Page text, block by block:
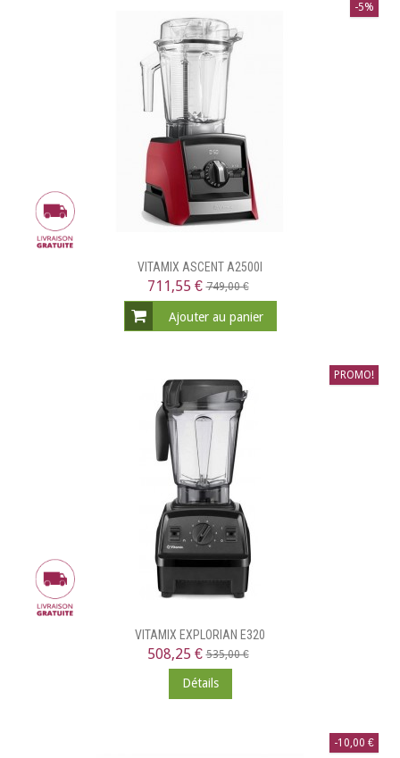
-5%
VITAMIX ASCENT A2500I
711,55 €749,00 €
Ajouter au panier
PROMO!
VITAMIX EXPLORIAN E320
508,25 €535,00 €
Détails
-10,00 €